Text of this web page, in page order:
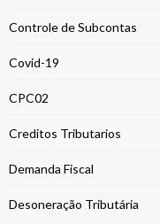
Controle de Subcontas
Covid-19
CPC02
Creditos Tributarios
Demanda Fiscal
Desoneração Tributária